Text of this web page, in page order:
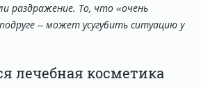
раздражение. То, что «очень
– может усугубить ситуацию у
лечебная косметика